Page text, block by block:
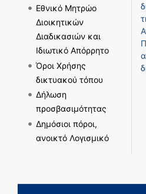
Εθνικό Μητρώο
Διοικητικών
Διαδικασιών και
Ιδιωτικό Απόρρητο
Όροι Χρήσης
δικτυακού τόπου
Δήλωση
προσβασιμότητας
Δημόσιοι πόροι,
ανοικτό Λογισμικό